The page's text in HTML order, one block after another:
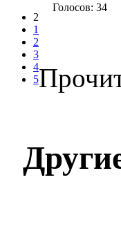
2
1
2
3
4
5
Голосов: 34